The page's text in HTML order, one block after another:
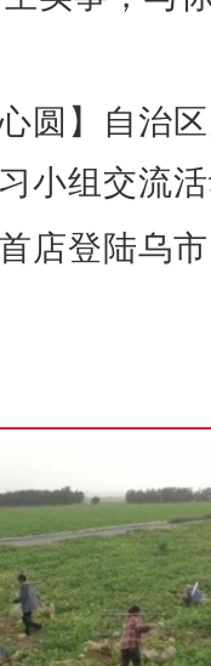
心圆】自治
小组交流
店登陆乌